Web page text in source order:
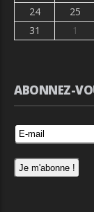
24
25
31
1
ABONNEZ-